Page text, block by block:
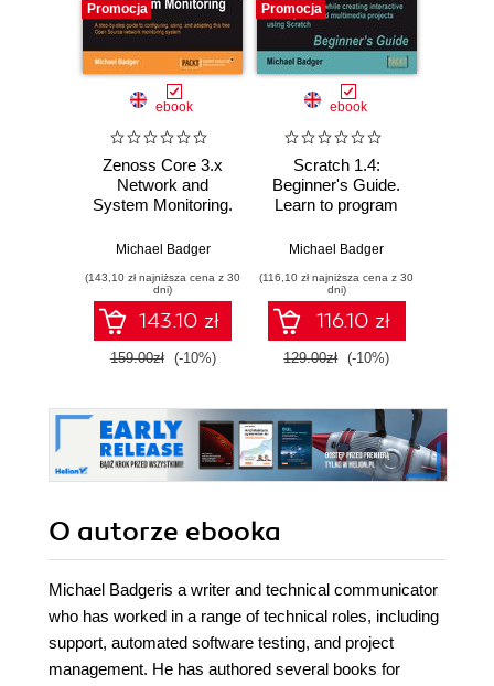
Promocja
ebook
Zenoss Core 3.x
Network and
System Monitoring.
guide to
and adapting this
free Open Source
network monitoring
system
Michael Badger
(143,10 zł najniższa cena z 30
dni)
143.10 zł
159.00zł (-10%)
Promocja
ebook
Scratch 1.4:
Beginner's Guide.
Learn to program
interactive stories,
multimedia projects
using Scratch
Michael Badger
(116,10 zł najniższa cena z 30
dni)
116.10 zł
129.00zł (-10%)
O autorze ebooka
Michael Badgeris a writer and technical communicator
who has worked in a range of technical roles, including
support, automated software testing, and project
management. He has authored several books for